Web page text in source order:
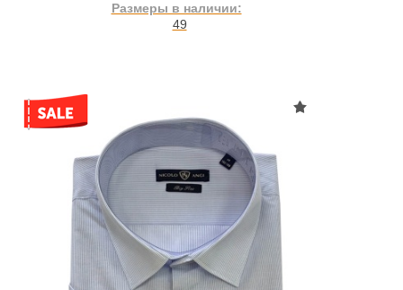
Размеры в наличии:
49